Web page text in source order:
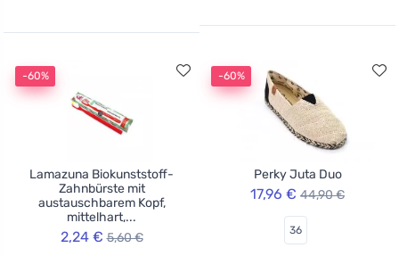
-60%
Lamazuna Biokunststoff-
Zahnbürste mit
austauschbarem Kopf,
mittelhart,...
2,24 € 5,60 €
-60%
Perky Juta Duo
17,96 € 44,90 €
36